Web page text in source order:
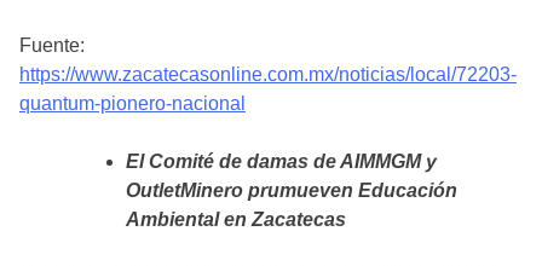
Fuente:
https://www.zacatecasonline.com.mx/noticias/local/72203-
quantum-pionero-nacional
El Comité de damas de AIMMGM y
OutletMinero prumueven Educación
Ambiental en Zacatecas